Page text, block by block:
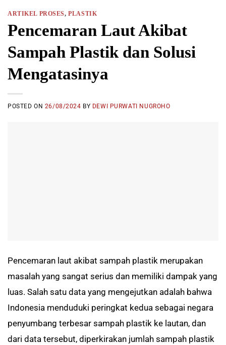
ARTIKEL PROSES,PLASTIK
Pencemaran Laut Akibat
Sampah Plastik dan Solusi
Mengatasinya
POSTED ON 26/08/2024 BY DEWI PURWATI NUGROHO
Pencemaran laut akibat sampah plastik merupakan
masalah yang sangat serius dan memiliki dampak yang
luas. Salah satu data yang mengejutkan adalah bahwa
Indonesia menduduki peringkat kedua sebagai negara
penyumbang terbesar sampah plastik ke lautan, dan
dari data tersebut, diperkirakan jumlah sampah plastik